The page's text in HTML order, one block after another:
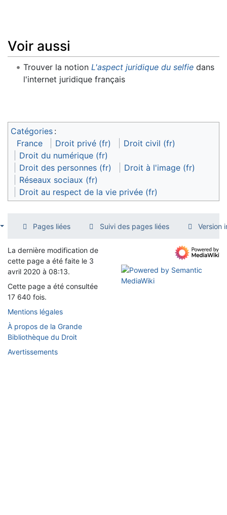
Voir aussi
Trouver la notion L'aspect juridique du selfiedans
l'internet juridique français
Catégories :
France
Droit privé (fr)
Droit civil (fr)
Droit du numérique (fr)
Droit des personnes (fr)
Droit à l'image (fr)
Réseaux sociaux (fr)
Droit au respect de la vie privée (fr)
Pages liées Suivi des pages liées Version
La dernière modification de
cette page a été faite le 3
avril 2020 à 08:13.
Cette page a été consultée
17 640 fois.
Mentions légales
À propos de la Grande
Bibliothèque du Droit
Avertissements